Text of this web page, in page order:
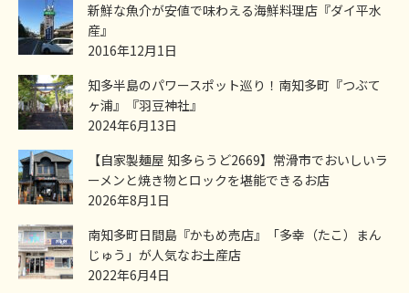
新鮮な魚介が安値で味わえる海鮮料理店『ダイ平水
産』
2016年12月1日
知多半島のパワースポット巡り！南知多町『つぶて
ヶ浦』『羽豆神社』
2024年6月13日
【自家製麺屋 知多らうど2669】常滑市でおいしいラ
ーメンと焼き物とロックを堪能できるお店
2026年8月1日
南知多町日間島『かもめ売店』「多幸（たこ）まん
じゅう」が人気なお土産店
2022年6月4日